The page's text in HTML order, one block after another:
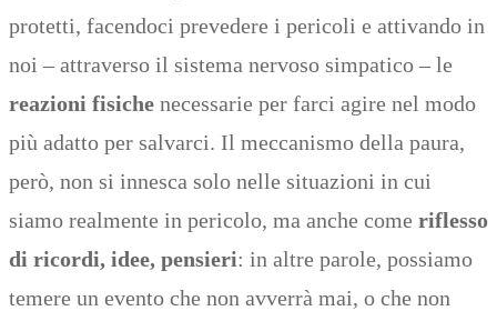
protetti, facendoci prevedere i pericoli e attivando in
noi – attraverso il sistema nervoso simpatico – le
reazioni fisiche necessarie per farci agire nel modo
più adatto per salvarci. Il meccanismo della paura,
però, non si innesca solo nelle situazioni in cui
siamo realmente in pericolo, ma anche come riflesso
di ricordi, idee, pensieri: in altre parole, possiamo
temere un evento che non avverrà mai, o che non